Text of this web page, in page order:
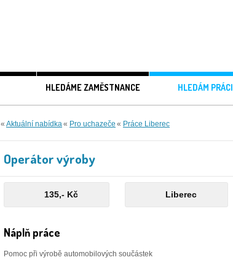
HLEDÁME ZAMĚSTNANCE HLEDÁM PRÁCI
« Aktuální nabídka« Pro uchazeče « Práce Liberec
Operátor výroby
135,- Kč Liberec
Náplň práce
Pomoc při výrobě automobilových součástek